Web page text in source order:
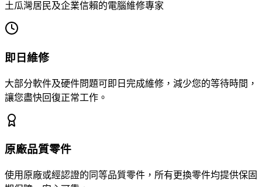
土瓜灣居民及企業信賴的電腦維修專家
即日維修
大部分軟件及硬件問題可即日完成維修，減少您的等待時間，
讓您盡快回復正常工作。
原廠品質零件
使用原廠或經認證的同等品質零件，所有更換零件均提供保固